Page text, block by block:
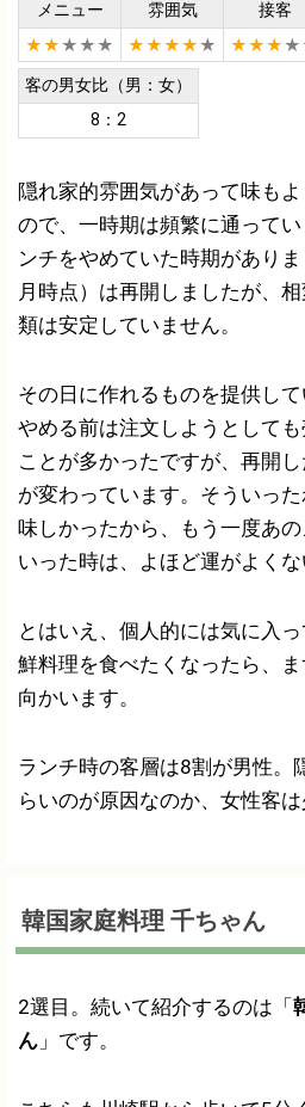
メニュー 雰囲気 接客
★★ ★★★ ★★★★ ★ ★★★
客の男女比（男：女）
8：2
隠れ家的雰囲気があって味も
ので、一時期は頻繁に通って
ンチをやめていた時期があり
月時点）は再開しましたが、
類は安定していません。
その日に作れるものを提供し
やめる前は注文しようとして
ことが多かったですが、再開
が変わっています。そういっ
味しかったから、もう一度あ
いった時は、よほど運がよくな
とはいえ、個人的には気に入
鮮料理を食べたくなったら、
向かいます。
ランチ時の客層は8割が男性。
らいのが原因なのか、女性客は
韓国家庭料理 千ちゃん
2選目。続いて紹介するのは「
ん 」です。